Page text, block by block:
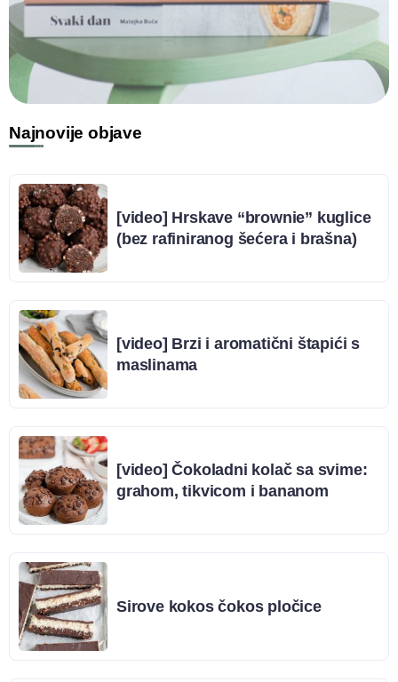
Najnovije objave
[video] Hrskave “brownie” kuglice
(bez rafiniranog šećera i brašna)
[video] Brzi i aromatični štapići s
maslinama
[video] Čokoladni kolač sa svime:
grahom, tikvicom i bananom
Sirove kokos čokos pločice